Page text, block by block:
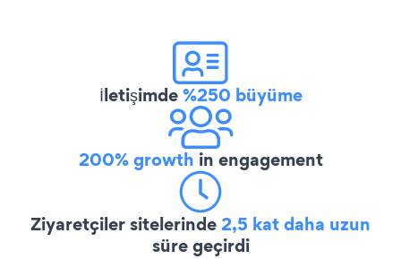
İletişimde%250 büyüme
200% growth in engagement
Ziyaretçiler sitelerinde2,5 kat daha uzun
süre geçirdi